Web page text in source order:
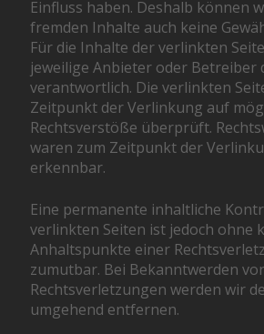
Einfluss haben. Deshalb können
fremden Inhalte auch keine
Für die Inhalte der verlinkten
jeweilige Anbieter oder Betreiber
verantwortlich. Die verlinkten
Zeitpunkt der Verlinkung auf
Rechtsverstöße überprüft.
waren zum Zeitpunkt der
erkennbar.
Eine permanente inhaltliche
verlinkten Seiten ist jedoch ohne
Anhaltspunkte einer
zumutbar. Bei Bekanntwerden
Rechtsverletzungen werden wir
umgehend entfernen.